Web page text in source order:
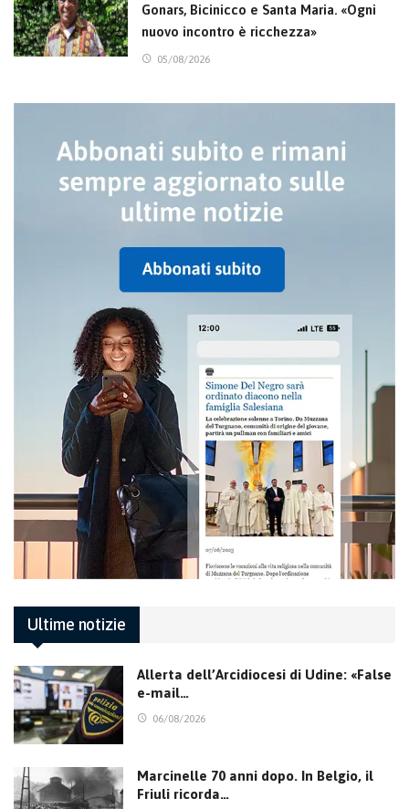
Gonars, Bicinicco e Santa Maria. «Ogni
nuovo incontro è ricchezza»
05/08/2026
Ultime notizie
Allerta dell’Arcidiocesi di Udine: «False
e-mail…
06/08/2026
Marcinelle 70 anni dopo. In Belgio, il
Friuli ricorda…